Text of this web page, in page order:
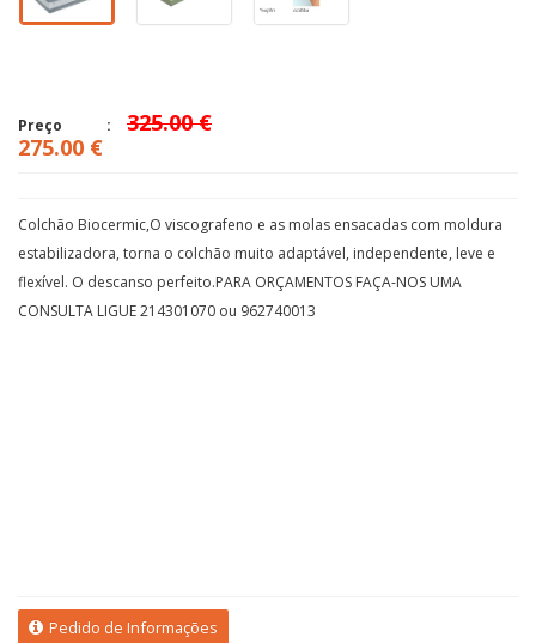
Preço
325.00 €
275.00 €
Colchão Biocermic,O viscografeno e as molas ensacadas com moldura
estabilizadora, torna o colchão muito adaptável, independente, leve e
flexível. O descanso perfeito.PARA ORÇAMENTOS FAÇA-NOS UMA
CONSULTA LIGUE 214301070 ou 962740013
Pedido de Informações